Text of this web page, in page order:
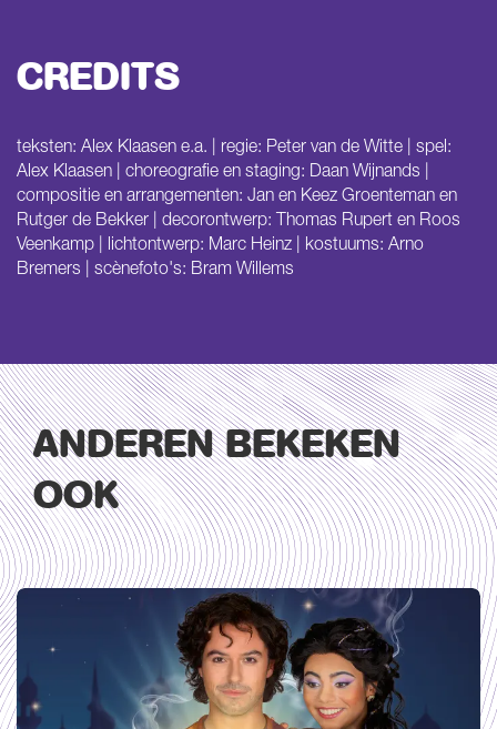
CREDITS
teksten: Alex Klaasen e.a. | regie: Peter van de Witte | spel:
Alex Klaasen | choreografie en staging: Daan Wijnands |
compositie en arrangementen: Jan en Keez Groenteman en
Rutger de Bekker | decorontwerp: Thomas Rupert en Roos
Veenkamp | lichtontwerp: Marc Heinz | kostuums: Arno
Bremers | scènefoto's: Bram Willems
ANDEREN BEKEKEN
OOK
Overslaan